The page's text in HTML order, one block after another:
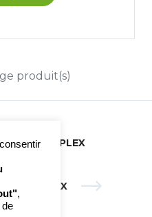
produit(s)
PHYTOTRIPLEX
,
de